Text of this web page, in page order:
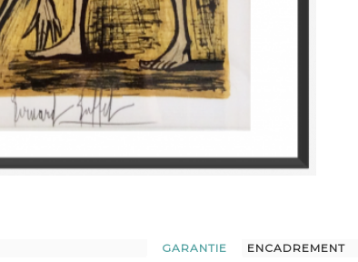
GARANTIE ENCADREMENT